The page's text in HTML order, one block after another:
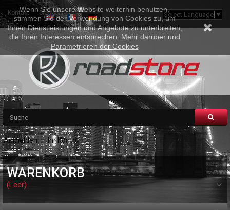
Kontakt Sitemap Select Language ▼
Anmelden Ihr Konto
WARENKORB
(Leer)
Wenn Sie unsere Website weiterhin benutzen,
stimmen Sie der Verwendung von Cookies zu, um
Ihnen Dienstleistungen und Angebote zu unterbreiten,
die Ihren Interessen entsprechen. Mehr darüber und
Parametrieren der Cookies